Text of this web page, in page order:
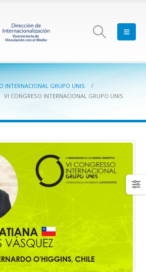
INTERNACIONAL GRUPO UNIS
VI CONGRESO INTERNACIONAL GRUPO UNIS